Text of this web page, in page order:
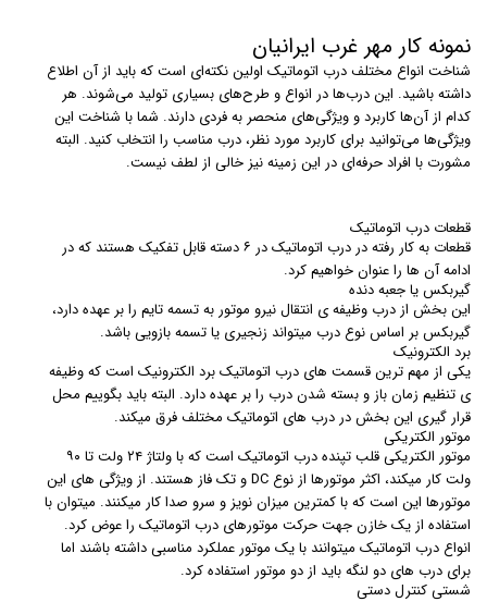
نمونه کار مهر غرب ایرانیان
شناخت انواع مختلف درب اتوماتیک اولین نکته‌ای است که باید از آن اطلاع
داشته باشید. این درب‌ها در انواع و طرح‌های بسیاری تولید می‌شوند. هر
کدام از آن‌ها کاربرد و ویژگی‌های منحصر به فردی دارند. شما با شناخت این
ویژگی‌ها می‌توانید برای کاربرد مورد نظر، درب مناسب را انتخاب کنید. البته
مشورت با افراد حرفه‌ای در این زمینه نیز خالی از لطف نیست.
قطعات درب اتوماتیک
قطعات به کار رفته در درب اتوماتیک در ۶ دسته قابل تفکیک هستند که در
ادامه آن ها را عنوان خواهیم کرد.
گیربکس یا جعبه دنده
این بخش از درب وظیفه ی انتقال نیرو موتور به تسمه تایم را بر عهده دارد،
گیربکس بر اساس نوع درب میتواند زنجیری یا تسمه بازویی باشد.
برد الکترونیک
یکی از مهم ترین قسمت های درب اتوماتیک برد الکترونیک است که وظیفه
ی تنظیم زمان باز و بسته شدن درب را بر عهده دارد. البته باید بگوییم محل
قرار گیری این بخش در درب های اتوماتیک مختلف فرق میکند.
موتور الکتریکی
موتور الکتریکی قلب تپنده درب اتوماتیک است که با ولتاژ ۲۴ ولت تا ۹۰
ولت کار میکند، اکثر موتورها از نوع DC و تک فاز هستند. از ویژگی های این
موتورها این است که با کمترین میزان نویز و سرو صدا کار میکنند. میتوان با
استفاده از یک خازن جهت حرکت موتورهای درب اتوماتیک را عوض کرد.
انواع درب اتوماتیک میتوانند با یک موتور عملکرد مناسبی داشته باشند اما
برای درب های دو لنگه باید از دو موتور استفاده کرد.
شستی کنترل دستی